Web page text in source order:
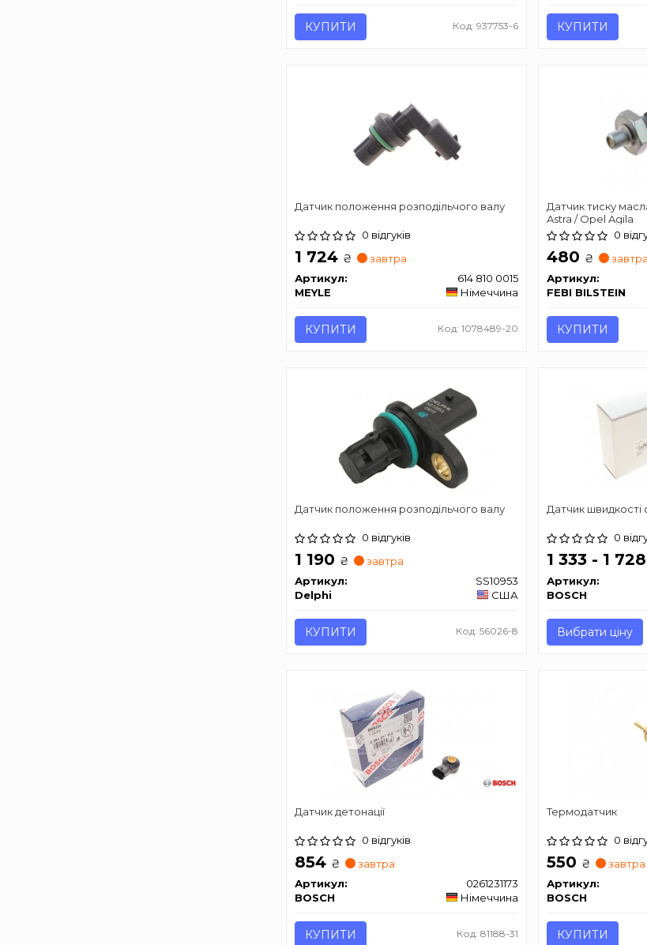
КУПИТИ Код: 937753-6 КУПИТИ
Датчик положення розподільчого валу
0 відгуків
1 724 ₴
завтра
Артикул:
614 810 0015
MEYLE
Німеччина
КУПИТИ Код: 1078489-20
Датчик тиску
Astra / Opel Agila
0
480 ₴
завтра
Артикул:
FEBI BILSTEIN
КУПИТИ
Датчик положення розподільчого валу
0 відгуків
1 190 ₴
завтра
Артикул:
SS10953
Delphi
США
КУПИТИ Код: 56026-8
Датчик швидкості
0
1 333 - 1 728
Артикул:
BOSCH
Вибрати ціну
Датчик детонації
0 відгуків
854 ₴
завтра
Артикул:
0261231173
BOSCH
Німеччина
КУПИТИ Код: 81188-31
Термодатчик
0
550 ₴
завтра
Артикул:
BOSCH
КУПИТИ